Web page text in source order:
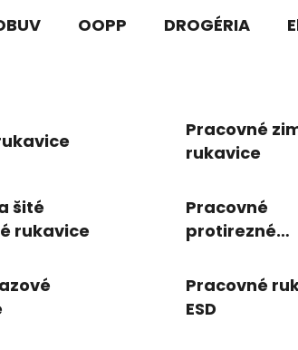
OOPP DROGÉRIA
Pracovné
rukavice
šité
rukavice
Pracovné
protirezné
Pracovné
ESD